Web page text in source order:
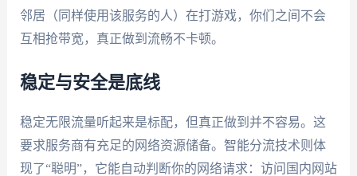
邻居（同样使用该服务的人）在打游戏，你们之间不会
互相抢带宽，真正做到流畅不卡顿。
稳定与安全是底线
稳定无限流量听起来是标配，但真正做到并不容易。这
要求服务商有充足的网络资源储备。智能分流技术则体
现了“聪明”，它能自动判断你的网络请求：访问国内网站